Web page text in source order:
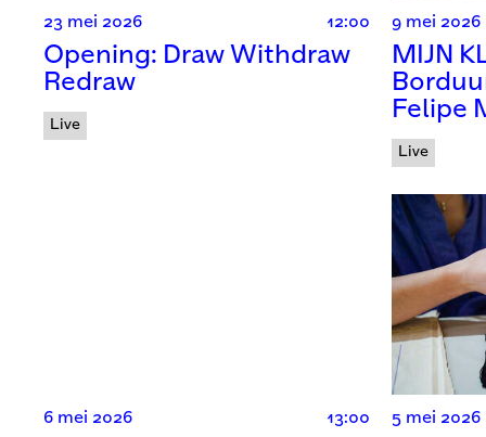
23 mei 2026 12:00
Opening: Draw Withdraw
Redraw
Live
9 mei 2026
MIJN
Felipe
Live
6 mei 2026 13:00 5 mei 2026